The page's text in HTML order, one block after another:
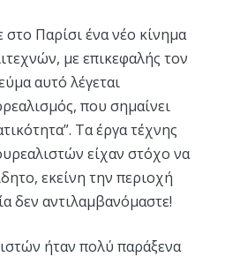
Παρίσι ένα νέο κίνημα
με επικεφαλής τον
αυτό λέγεται
που σημαίνει
Τα έργα τέχνης
είχαν στόχο να
εκείνη την περιοχή
δεν αντιλαμβανόμαστε!
ήταν πολύ παράξενα